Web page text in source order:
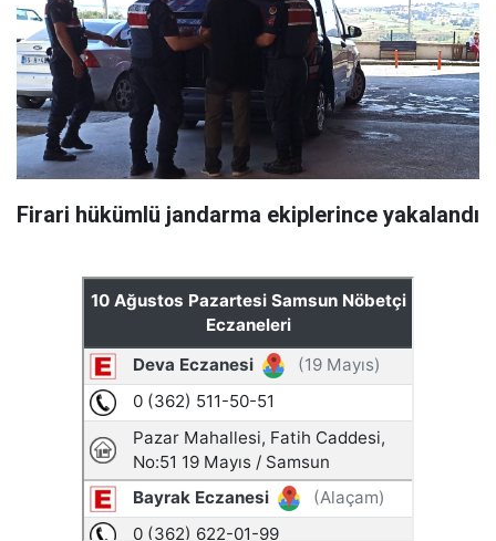
Firari hükümlü jandarma ekiplerince yakalandı